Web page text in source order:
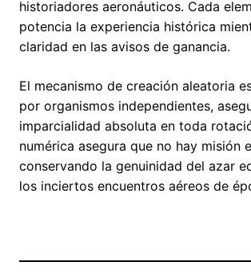
historiadores aeronáuticos. Cada
potencia la experiencia histórica
claridad en las avisos de ganancia.
El mecanismo de creación aleatoria
por organismos independientes,
imparcialidad absoluta en toda
numérica asegura que no hay misión
conservando la genuinidad del azar
los inciertos encuentros aéreos de